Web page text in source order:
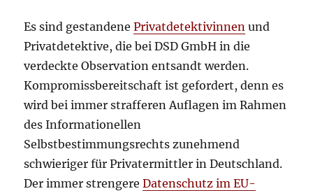
Es sind gestandenePrivatdetektivinnen und
Privatdetektive, die bei DSD GmbH in die
verdeckte Observation entsandt werden.
Kompromissbereitschaft ist gefordert, denn es
wird bei immer strafferen Auflagen im Rahmen
des Informationellen
Selbstbestimmungsrechts zunehmend
schwieriger für Privatermittler in Deutschland.
Der immer strengereDatenschutz im EU-